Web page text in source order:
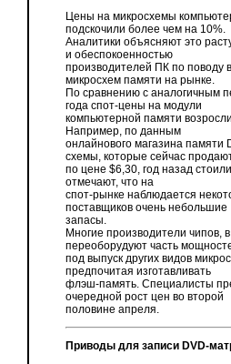
Цены на микросхемы
подскочили более чем на 10%.
Аналитики объясняют это
и обеспокоенностью
производителей ПК по поводу
микросхем памяти на рынке.
По сравнению с аналогичным
года спот-цены на модули
компьютерной памяти
Например, по данным
онлайнового магазина памяти
схемы, которые сейчас
по цене $6,30, год назад
отмечают, что на
спот-рынке наблюдается
поставщиков очень небольшие
запасы.
Многие производители чипов,
переоборудуют часть
под выпуск других видов
предпочитая изготавливать
флэш-память. Специалисты
очередной рост цен во второй
половине апреля.
Приводы для записи DVD-